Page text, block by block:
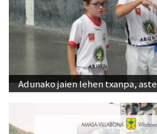
Adunako jaien lehen txanpa,